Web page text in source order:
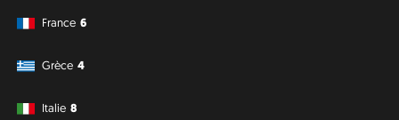
France 6
Grèce 4
Italie 8